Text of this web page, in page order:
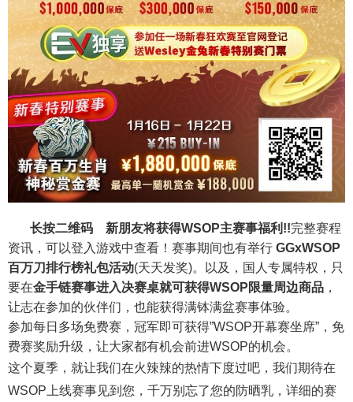
长按二维码 新朋友将获得WSOP主赛事福利!!完整赛程
资讯，可以登入游戏中查看！赛事期间也有举行 GGxWSOP
百万刀排行榜礼包活动(天天发奖)。以及，国人专属特权，只
要在金手链赛事进入决赛桌就可获得WSOP限量周边商品 ，
让志在参加的伙伴们，也能获得满钵满盆赛事体验。
参加每日多场免费赛，冠军即可获得”WSOP开幕赛坐席”，免
费赛奖励升级，让大家都有机会前进WSOP的机会。
这个夏季，就让我们在火辣辣的热情下度过吧，我们期待在
WSOP上线赛事见到您，千万别忘了您的防晒乳，详细的赛